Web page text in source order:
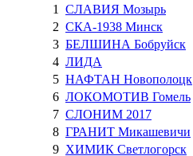
1
СЛАВИЯ Мозырь
2 СКА-1938 Минск
3 БЕЛШИНА Бобруйск
4 ЛИДА
5 НАФТАН Новополоцк
6 ЛОКОМОТИВ Гомель
7 СЛОНИМ 2017
8 ГРАНИТ Микашевичи
9 ХИМИК Светлогорск